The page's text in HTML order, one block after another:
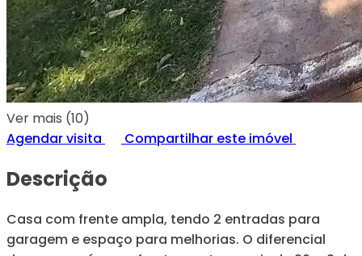
Ver mais (10)
Agendar visita
Compartilhar este imóvel
Descrição
Casa com frente ampla, tendo 2 entradas para
garagem e espaço para melhorias. O diferencial